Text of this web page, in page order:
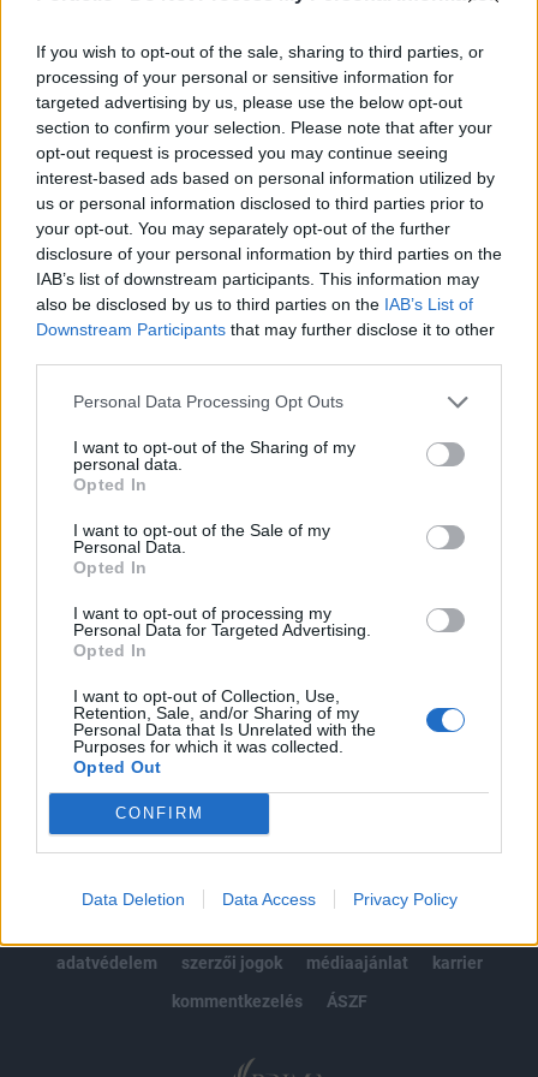
If you wish to opt-out of the sale, sharing to third parties, or
processing of your personal or sensitive information for
targeted advertising by us, please use the below opt-out
section to confirm your selection. Please note that after your
opt-out request is processed you may continue seeing
interest-based ads based on personal information utilized by
us or personal information disclosed to third parties prior to
your opt-out. You may separately opt-out of the further
disclosure of your personal information by third parties on the
IAB’s list of downstream participants. This information may
also be disclosed by us to third parties on the IAB’s List of
Downstream Participants that may further disclose it to other
Personal Data Processing Opt Outs
I want to opt-out of the Sharing of my
personal data.
Opted In
I want to opt-out of the Sale of my
Personal Data.
Opted In
I want to opt-out of processing my
Personal Data for Targeted Advertising.
Opted In
I want to opt-out of Collection, Use,
Retention, Sale, and/or Sharing of my
Personal Data that Is Unrelated with the
Purposes for which it was collected.
Opted Out
CONFIRM
Data Deletion Data Access Privacy Policy
közölte szerdán az északi állami média.
Ha Dél-Korea megpróbálja bevetni a fegyveres erőket a
KNDK ellen vagy fenyegeti a szuverenitását és biztonságát,
és lehetőség adódik rá, habozás nélkül megsemmisítjük
Dél-Koreát úgy, hogy minden kézzelfogható eszközt és erőt
mozgósítunk" - mondta Kim a KCNA észak-koreai állami
hírügynökség szerint. A "dél-koreai klán" a legfőbb
ellenségünk, ezért a KNDK-nak...
KEDVES OLVASÓNK!
Az előfizetés a következőket tartalmazza:
Portfolio.hu teljes cikkarchívum
Kötéslisták: BÉT elmúlt 2 év napon belüli
kötéslistái
Előfizetés
MÁR ELŐFIZETŐNK VAGY?BEJELENTKEZÉS
adatvédelem
szerzői jogok médiaajánlat
karrier
kommentkezelés
ÁSZF